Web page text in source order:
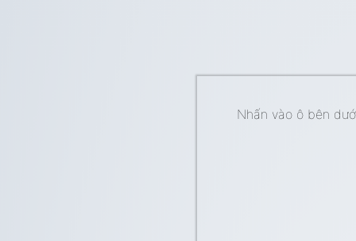
Nhấn vào ô bên